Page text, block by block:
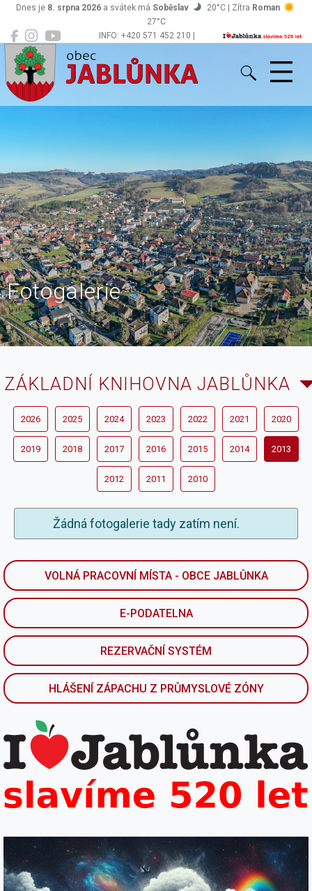
INFO: +420 571 452 210 |
Dnes je 8. srpna 2026 a svátek má Soběslav 20°C | Zítra Roman
27°C
Jablůnka
Fotogalerie
VOLNÁ PRACOVNÍ MÍSTA - OBCE JABLŮNKA
E-PODATELNA
REZERVAČNÍ SYSTÉM
HLÁŠENÍ ZÁPACHU Z PRŮMYSLOVÉ ZÓNY
ZÁKLADNÍ KNIHOVNA JABLŮNKA
2026 2025 2024 2023 2022 2021 2020
2019 2018 2017 2016 2015 2014 2013
2012 2011 2010
Žádná fotogalerie tady zatím není.